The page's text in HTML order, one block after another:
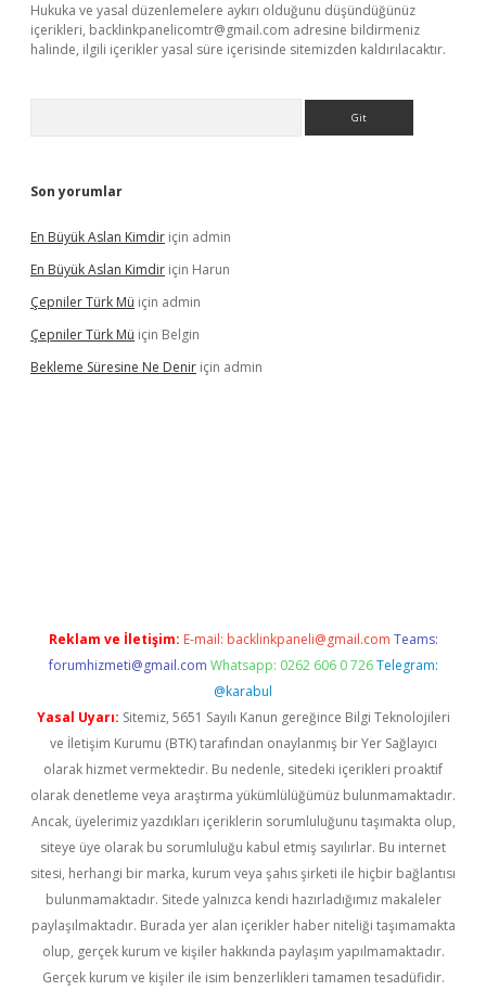
Hukuka ve yasal düzenlemelere aykırı olduğunu düşündüğünüz
içerikleri, backlinkpanelicomtr@gmail.com adresine bildirmeniz
halinde, ilgili içerikler yasal süre içerisinde sitemizden kaldırılacaktır.
Son yorumlar
En Büyük Aslan Kimdir için admin
En Büyük Aslan Kimdir için Harun
Çepniler Türk Mü için admin
Çepniler Türk Mü için Belgin
Bekleme Süresine Ne Denir için admin
Reklam ve İletişim: E-mail: backlinkpaneli@gmail.com Teams:
forumhizmeti@gmail.com Whatsapp: 0262 606 0 726 Telegram:
@karabul
Yasal Uyarı: Sitemiz, 5651 Sayılı Kanun gereğince Bilgi Teknolojileri
ve İletişim Kurumu (BTK) tarafından onaylanmış bir Yer Sağlayıcı
olarak hizmet vermektedir. Bu nedenle, sitedeki içerikleri proaktif
olarak denetleme veya araştırma yükümlülüğümüz bulunmamaktadır.
Ancak, üyelerimiz yazdıkları içeriklerin sorumluluğunu taşımakta olup,
siteye üye olarak bu sorumluluğu kabul etmiş sayılırlar. Bu internet
sitesi, herhangi bir marka, kurum veya şahıs şirketi ile hiçbir bağlantısı
bulunmamaktadır. Sitede yalnızca kendi hazırladığımız makaleler
paylaşılmaktadır. Burada yer alan içerikler haber niteliği taşımamakta
olup, gerçek kurum ve kişiler hakkında paylaşım yapılmamaktadır.
Gerçek kurum ve kişiler ile isim benzerlikleri tamamen tesadüfidir.